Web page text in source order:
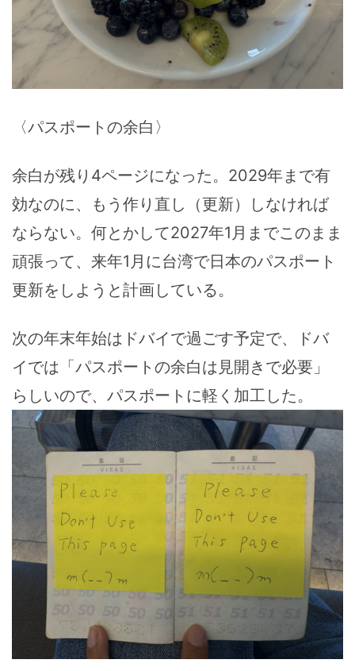
〈パスポートの余白〉
余白が残り4ページになった。2029年まで有
効なのに、もう作り直し（更新）しなければ
ならない。何とかして2027年1月までこのまま
頑張って、来年1月に台湾で日本のパスポート
更新をしようと計画している。
次の年末年始はドバイで過ごす予定で、ドバ
イでは「パスポートの余白は見開きで必要」
らしいので、パスポートに軽く加工した。